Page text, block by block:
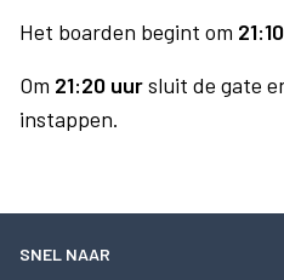
Het boarden begint om
Om 21:20 uursluit de gate
instappen.
SNEL NAAR